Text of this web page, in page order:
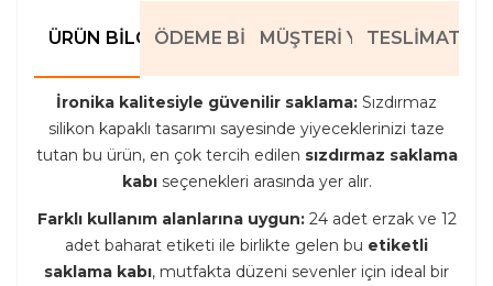
ÜRÜN BILGILERIÖDEME BILGILERIMÜŞTERI YORUMLARI
TESLIMAT
İronika kalitesiyle güvenilir saklama: Sızdırmaz
silikon kapaklı tasarımı sayesinde yiyeceklerinizi taze
tutan bu ürün, en çok tercih edilen sızdırmaz saklama
kabıseçenekleri arasında yer alır.
Farklı kullanım alanlarına uygun:24 adet erzak ve 12
adet baharat etiketi ile birlikte gelen bu etiketli
saklama kabı, mutfakta düzeni sevenler için ideal bir